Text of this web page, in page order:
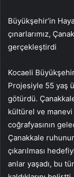
Büyükşehir’in
çınarlarımız,
gerçekleştirdi
Kocaeli
Projesiyle 55 yaş
götürdü.
kültürel ve manevi
coğrafyasının
Çanakkale
çıkarılması
anlar yaşadı, bu